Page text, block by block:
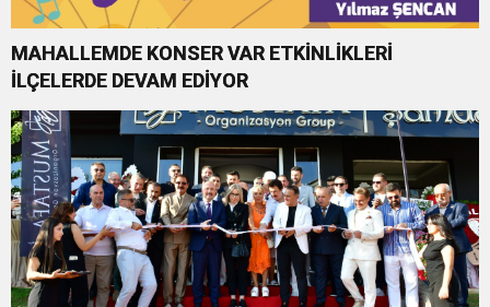
MAHALLEMDE KONSER VAR ETKİNLİKLERİ
İLÇELERDE DEVAM EDİYOR